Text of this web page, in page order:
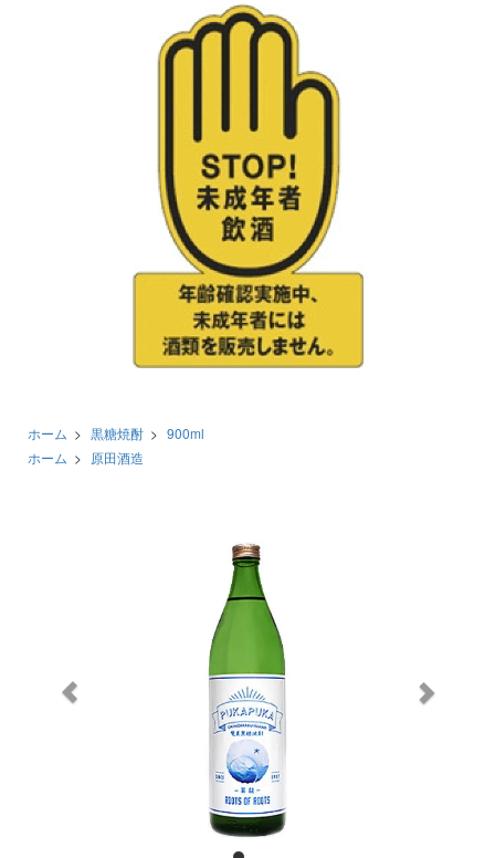
ホーム > 黒糖焼酎 > 900ml
ホーム > 原田酒造